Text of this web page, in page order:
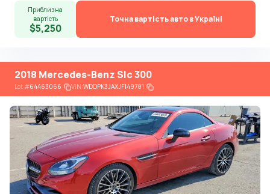
Приблизна
вартість
$5,250
Точна вартість авто в Україні
2018 Mercedes-Benz Slc 300
Lot#64463066 VIN:WDDPK3JAXJF149781